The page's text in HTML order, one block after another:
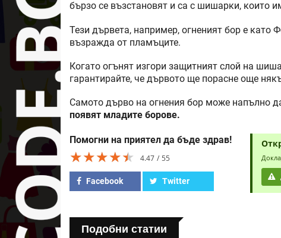
бързо се възстановят и са с шишарки, които
Тези дървета, например, огненият бор е като
възражда от пламъците.
Когато огънят изгори защитният слой на
гарантирайте, че дървото ще порасне още
Самото дърво на огнения бор може напълно
появят младите борове.
Помогни на приятел да бъде здрав!
★★★★★
★★★★★
★★★★★ 4.47 55
Facebook Twitter
Подобни статии